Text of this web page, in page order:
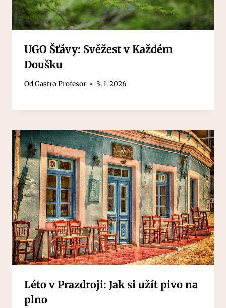
UGO Šťávy: Svěžest v Každém
Doušku
OdGastro Profesor 3. 1. 2026
Léto v Prazdroji: Jak si užít pivo na
plno